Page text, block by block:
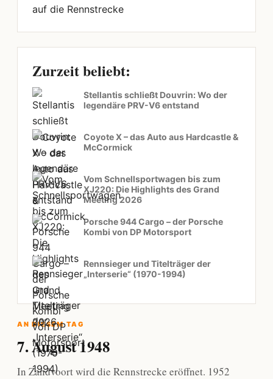
Zurzeit beliebt:
Stellantis schließt Douvrin: Wo der
legendäre PRV-V6 entstand
Coyote X – das Auto aus Hardcastle &
McCormick
Vom Schnellsportwagen bis zum
XJ220: Die Highlights des Grand
Meeting 2026
Porsche 944 Cargo – der Porsche
Kombi von DP Motorsport
Rennsieger und Titelträger der
„Interserie“ (1970-1994)
AN DIESEM TAG
7. August 1948
In Zandvoort wird die Rennstrecke eröffnet. 1952